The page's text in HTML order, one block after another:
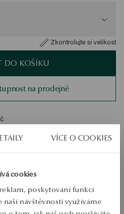
VÍCE O COOKIES
cookies
poskytování funkcí
návštěvnosti využíváme
Zkontrolujte si velikost
DO KOŠÍKU
na prodejně